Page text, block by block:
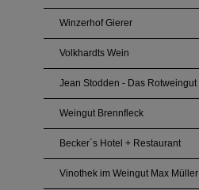
Winzerhof Gierer
Volkhardts Wein
Jean Stodden - Das Rotweingut
Weingut Brennfleck
Becker´s Hotel + Restaurant
Vinothek im Weingut Max Müller I